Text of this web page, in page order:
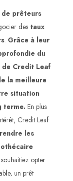
de prêteurs
destaux
. Grâce à leur
du
de Credit Leaf
la meilleure
situation
terme. En plus
Credit Leaf
les
opter
un prêt